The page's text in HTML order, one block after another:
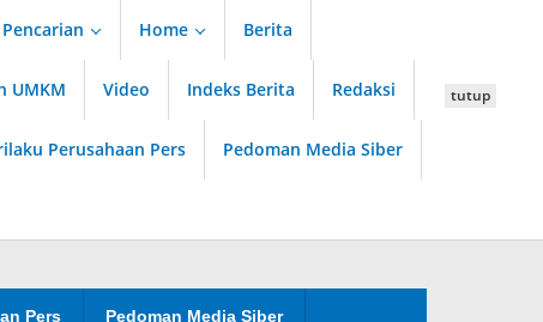
Pencarian Home Berita
UMKM Video Indeks Berita Redaksi
Perusahaan Pers Pedoman Media Siber
Pers Pedoman Media Siber
tutup